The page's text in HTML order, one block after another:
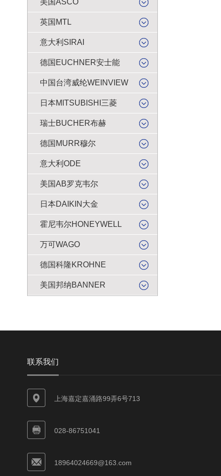
美国ASCO
英国MTL
意大利SIRAI
德国EUCHNER安士能
中国台湾威纶WEINVIEW
日本MITSUBISHI三菱
瑞士BUCHER布赫
德国MURR穆尔
意大利ODE
美国AB罗克韦尔
日本DAIKIN大金
霍尼韦尔HONEYWELL
万可WAGO
德国科隆KROHNE
美国邦纳BANNER
联系我们
上海嘉定嘉涌路99弄6号713
028-86751041
18964024669@163.com